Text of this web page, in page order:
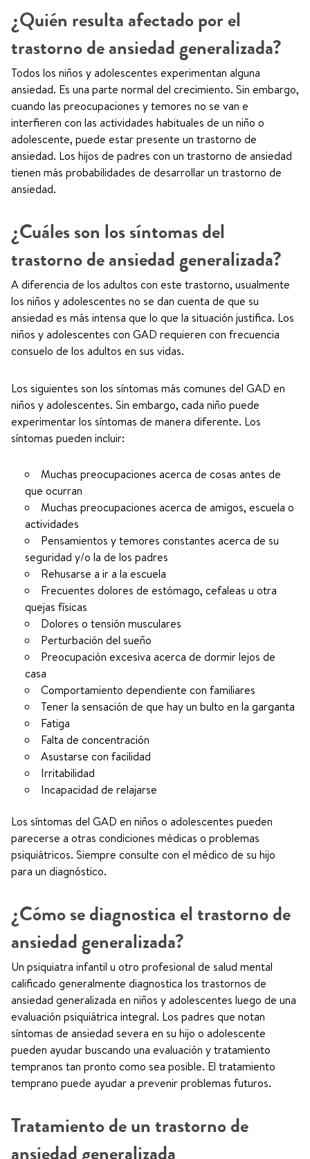
¿Quién resulta afectado por el
trastorno de ansiedad generalizada?
Todos los niños y adolescentes experimentan alguna
ansiedad. Es una parte normal del crecimiento. Sin embargo,
cuando las preocupaciones y temores no se van e
interfieren con las actividades habituales de un niño o
adolescente, puede estar presente un trastorno de
ansiedad. Los hijos de padres con un trastorno de ansiedad
tienen más probabilidades de desarrollar un trastorno de
ansiedad.
¿Cuáles son los síntomas del
trastorno de ansiedad generalizada?
A diferencia de los adultos con este trastorno, usualmente
los niños y adolescentes no se dan cuenta de que su
ansiedad es más intensa que lo que la situación justifica. Los
niños y adolescentes con GAD requieren con frecuencia
consuelo de los adultos en sus vidas.
Los siguientes son los síntomas más comunes del GAD en
niños y adolescentes. Sin embargo, cada niño puede
experimentar los síntomas de manera diferente. Los
síntomas pueden incluir:
Muchas preocupaciones acerca de cosas antes de
que ocurran
Muchas preocupaciones acerca de amigos, escuela o
actividades
Pensamientos y temores constantes acerca de su
seguridad y/o la de los padres
Rehusarse a ir a la escuela
Frecuentes dolores de estómago, cefaleas u otra
quejas físicas
Dolores o tensión musculares
Perturbación del sueño
Preocupación excesiva acerca de dormir lejos de
casa
Comportamiento dependiente con familiares
Tener la sensación de que hay un bulto en la garganta
Fatiga
Falta de concentración
Asustarse con facilidad
Irritabilidad
Incapacidad de relajarse
Los síntomas del GAD en niños o adolescentes pueden
parecerse a otras condiciones médicas o problemas
psiquiátricos. Siempre consulte con el médico de su hijo
para un diagnóstico.
¿Cómo se diagnostica el trastorno de
ansiedad generalizada?
Un psiquiatra infantil u otro profesional de salud mental
calificado generalmente diagnostica los trastornos de
ansiedad generalizada en niños y adolescentes luego de una
evaluación psiquiátrica integral. Los padres que notan
síntomas de ansiedad severa en su hijo o adolescente
pueden ayudar buscando una evaluación y tratamiento
tempranos tan pronto como sea posible. El tratamiento
temprano puede ayudar a prevenir problemas futuros.
Tratamiento de un trastorno de
ansiedad generalizada